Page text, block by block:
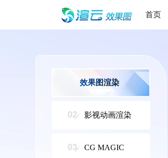
首页
效果图渲染
影视动画渲染
CG MAGIC